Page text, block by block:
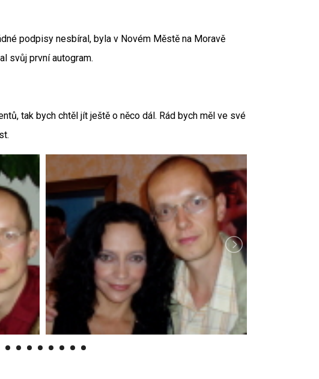
podpisy nesbíral, byla v Novém Městě na Moravě
svůj první autogram.
tak bych chtěl jít ještě o něco dál. Rád bych měl ve své